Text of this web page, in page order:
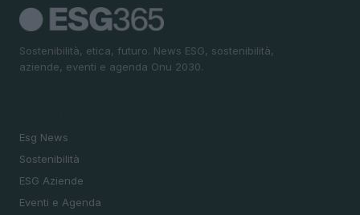
Sostenibilità, etica, futuro. News ESG, sostenibilità,
aziende, eventi e agenda Onu 2030.
Esg News
Sostenibilità
ESG Aziende
Eventi e Agenda